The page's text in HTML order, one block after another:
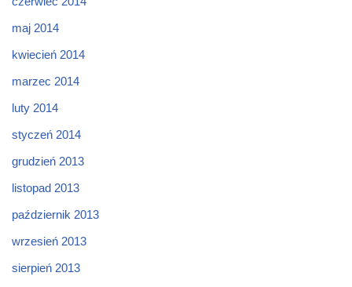
maj 2014
kwiecień 2014
marzec 2014
luty 2014
styczeń 2014
grudzień 2013
listopad 2013
październik 2013
wrzesień 2013
sierpień 2013